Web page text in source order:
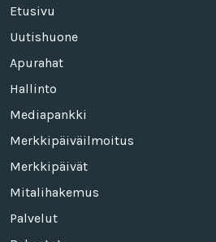
Etusivu
Uutishuone
Apurahat
Hallinto
Mediapankki
Merkkipäiväilmoitus
Merkkipäivät
Mitalihakemus
Palvelut